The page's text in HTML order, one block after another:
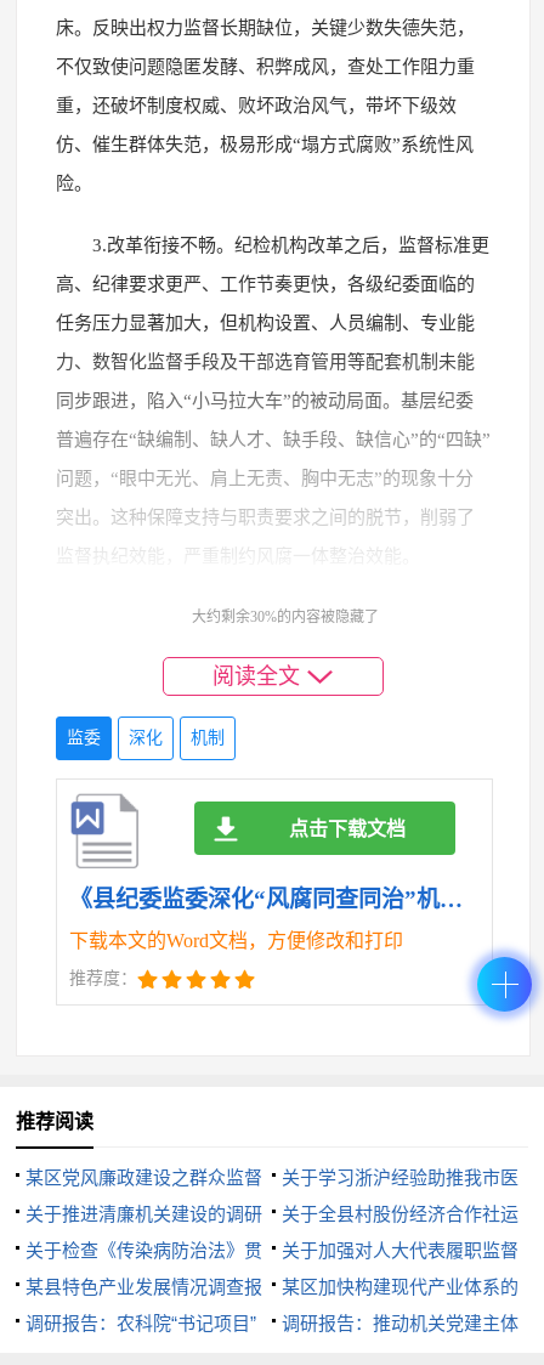
床。反映出权力监督长期缺位，关键少数失德失范，
不仅致使问题隐匿发酵、积弊成风，查处工作阻力重
重，还破坏制度权威、败坏政治风气，带坏下级效
仿、催生群体失范，极易形成“塌方式腐败”系统性风
险。
3.改革衔接不畅。纪检机构改革之后，监督标准更
高、纪律要求更严、工作节奏更快，各级纪委面临的
任务压力显著加大，但机构设置、人员编制、专业能
力、数智化监督手段及干部选育管用等配套机制未能
同步跟进，陷入“小马拉大车”的被动局面。基层纪委
普遍存在“缺编制、缺人才、缺手段、缺信心”的“四缺”
问题，“眼中无光、肩上无责、胸中无志”的现象十分
突出。这种保障支持与职责要求之间的脱节，削弱了
监督执纪效能，严重制约风腐一体整治效能。
4.政治生态浊染。风腐问题与政治生态密切相关，
生态不净化，风腐治理就难以彻底。当前，*县政治生
态修复的复杂性不容忽视，特别是某些案件反映出的
“一言堂”“任人唯亲”等深层次问题，削弱了监督执纪的
易发多发、代际传递，陷入“边查边犯”“前纠后犯”的恶
性循环。同时，政治生态长期积弊增加风腐问题的隐
蔽性、复杂性，使案件查办难以触及深层矛盾和实质
问题。
三、对策建议
段、是归宿，重在以系统思维推动问题清零、标本兼
治。要树立全局视野，把作风与腐败问题放在政治生
态的大局中通盘考量，精准识别风腐交织、由风及
腐、风腐一体的演变规律；要强化系统理念，坚持监
督执纪与制度建设同步推进、惩戒处理与教育预防协
同发力，推动“查”与“治”在融合中深化、在互动中增
大约剩余30%的内容被隐藏了
阅读全文
监委 深化 机制
《县纪委监委深化“风腐同查同治”机制的调研报告.doc》
下载本文的Word文档，方便修改和打印
推荐度：
点击下载文档
推荐阅读
某区党风廉政建设之群众监督
调研报告
关于学习浙沪经验助推我市医
药产业提质的调研报告
关于推进清廉机关建设的调研
报告
关于全县村股份经济合作社运
行发展情况的调研报告
关于检查《传染病防治法》贯
彻实施情况的报告
关于加强对人大代表履职监督
的思考
某县特色产业发展情况调查报
告
某区加快构建现代产业体系的
思考
调研报告：农科院“书记项目”
调研报告：推动机关党建主体